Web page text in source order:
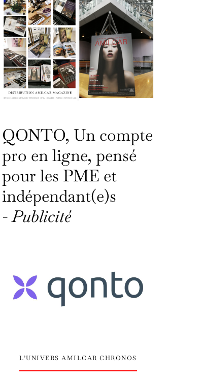
QONTO, Un compte
pro en ligne, pensé
pour les PME et
indépendant(e)s
-Publicité
L’UNIVERS AMILCAR CHRONOS